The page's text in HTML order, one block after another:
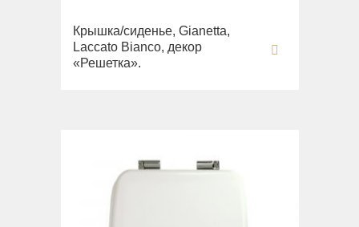
Крышка/сиденье, Gianetta,
Laccato Bianco, декор
«Решетка».